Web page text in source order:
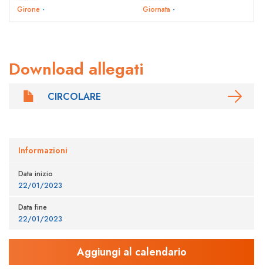
Girone - Giornata -
Download allegati
CIRCOLARE
Informazioni
Data inizio
22/01/2023
Data fine
22/01/2023